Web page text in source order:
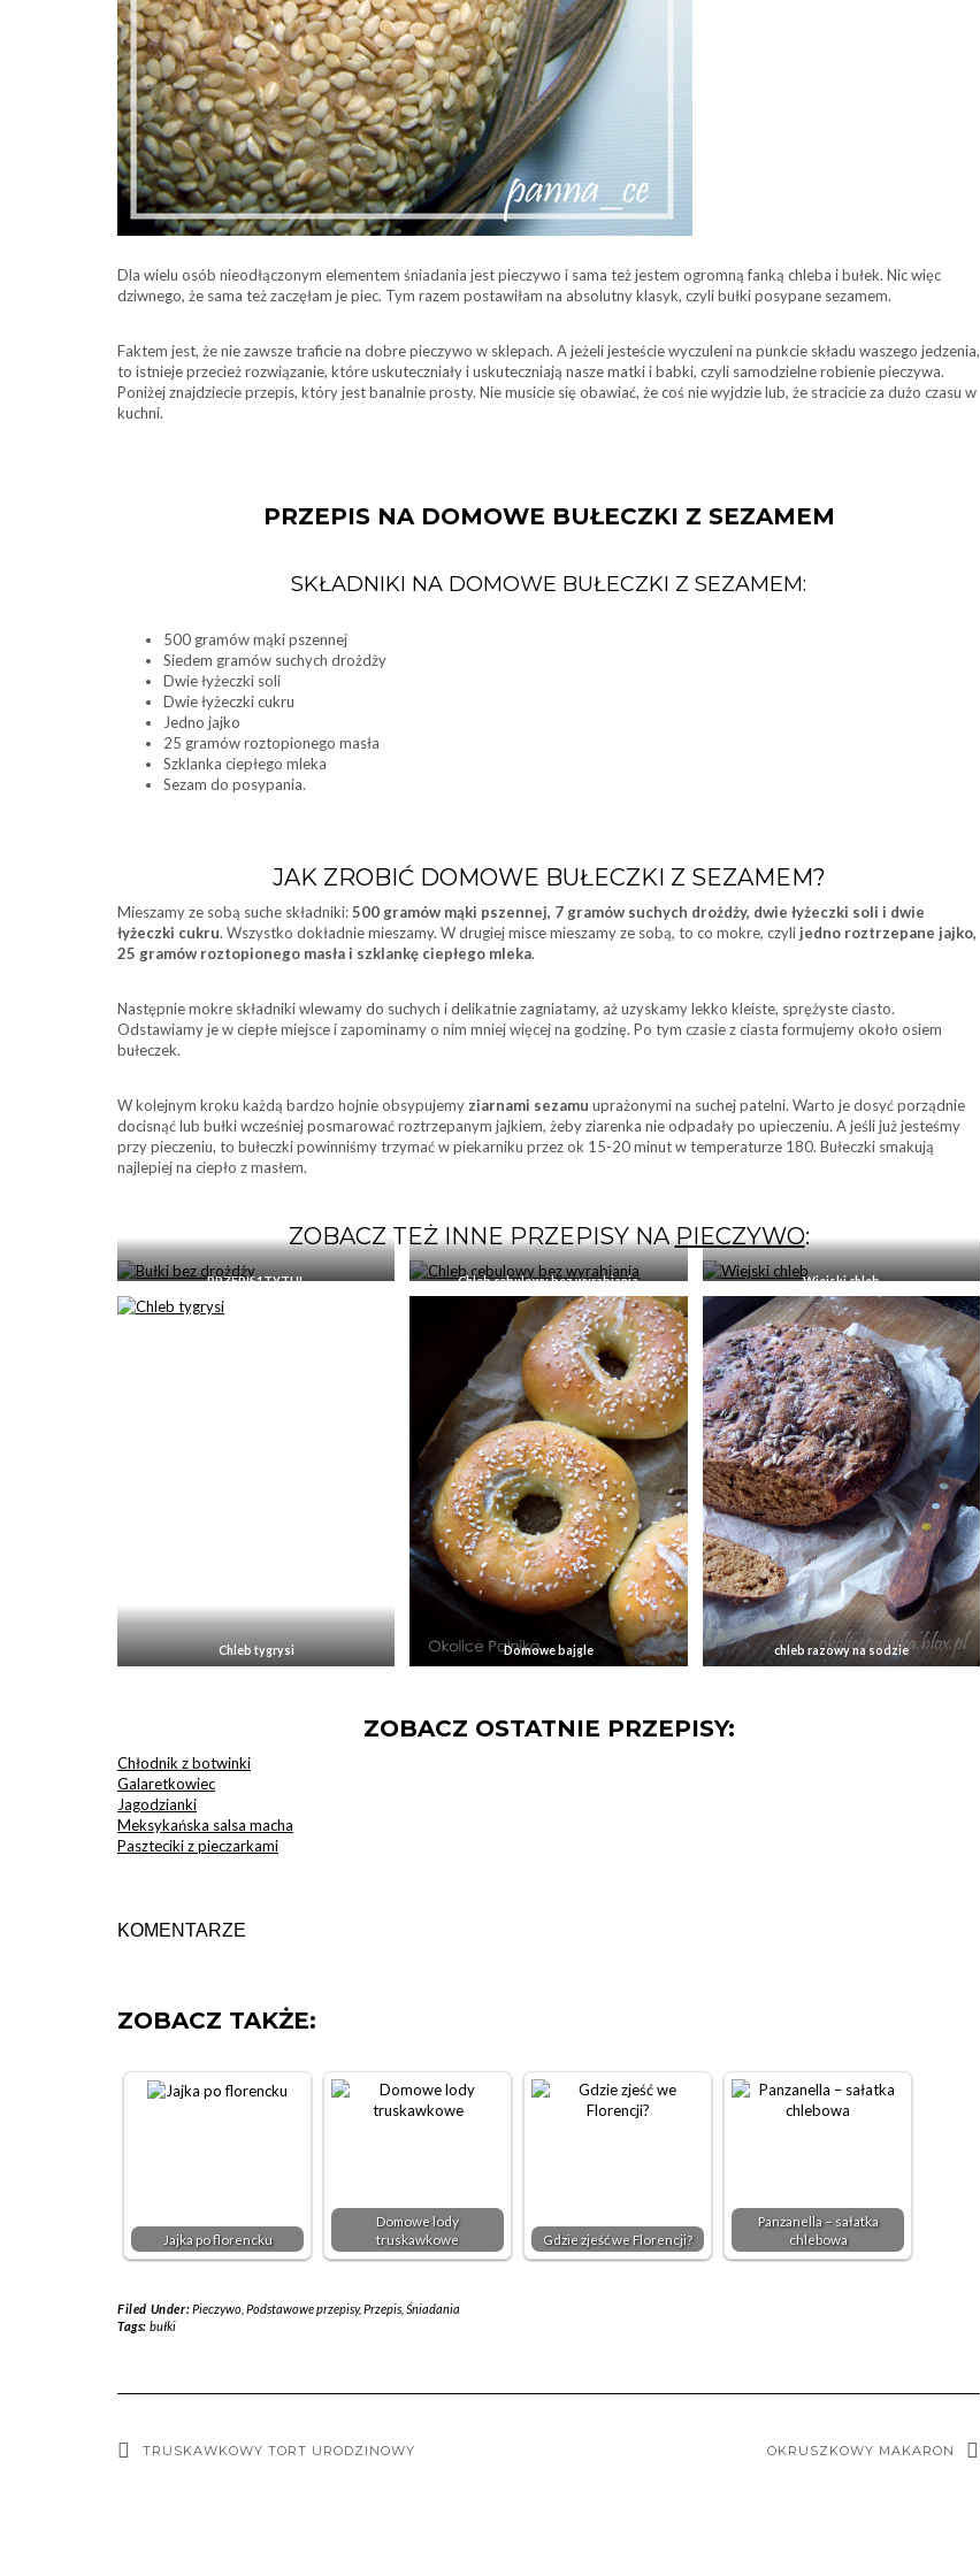
Dla wielu osób nieodłączonym elementem śniadania jest pieczywo i sama też jestem ogromną fanką chleba i bułek. Nic więc
dziwnego, że sama też zaczęłam je piec. Tym razem postawiłam na absolutny klasyk, czyli bułki posypane sezamem.
Faktem jest, że nie zawsze traficie na dobre pieczywo w sklepach. A jeżeli jesteście wyczuleni na punkcie składu waszego jedzenia,
to istnieje przecież rozwiązanie, które uskuteczniały i uskuteczniają nasze matki i babki, czyli samodzielne robienie pieczywa.
Poniżej znajdziecie przepis, który jest banalnie prosty. Nie musicie się obawiać, że coś nie wyjdzie lub, że stracicie za dużo czasu w
kuchni.
PRZEPIS NA DOMOWE BUŁECZKI Z SEZAMEM
SKŁADNIKI NA DOMOWE BUŁECZKI Z SEZAMEM:
500 gramów mąki pszennej
Siedem gramów suchych drożdży
Dwie łyżeczki soli
Dwie łyżeczki cukru
Jedno jajko
25 gramów roztopionego masła
Szklanka ciepłego mleka
Sezam do posypania.
JAK ZROBIĆ DOMOWE BUŁECZKI Z SEZAMEM?
Mieszamy ze sobą suche składniki:500 gramów mąki pszennej, 7 gramów suchych drożdży, dwie łyżeczki soli i dwie
łyżeczki cukru. Wszystko dokładnie mieszamy. W drugiej misce mieszamy ze sobą, to co mokre, czyli jedno roztrzepane jajko,
25 gramów roztopionego masła i szklankę ciepłego mleka.
Następnie mokre składniki wlewamy do suchych i delikatnie zagniatamy, aż uzyskamy lekko kleiste, sprężyste ciasto.
Odstawiamy je w ciepłe miejsce i zapominamy o nim mniej więcej na godzinę. Po tym czasie z ciasta formujemy około osiem
bułeczek.
W kolejnym kroku każdą bardzo hojnie obsypujemy ziarnami sezamu uprażonymi na suchej patelni. Warto je dosyć porządnie
docisnąć lub bułki wcześniej posmarować roztrzepanym jajkiem, żeby ziarenka nie odpadały po upieczeniu. A jeśli już jesteśmy
przy pieczeniu, to bułeczki powinniśmy trzymać w piekarniku przez ok 15-20 minut w temperaturze 180. Bułeczki smakują
najlepiej na ciepło z masłem.
ZOBACZ TEŻ INNE PRZEPISY NAPIECZYWO:
PRZEPIS1TYTUL Chleb cebulowy bez wyrabiania Wiejski chleb
Chleb tygrysi Domowe bajgle chleb razowy na sodzie
ZOBACZ OSTATNIE PRZEPISY:
Chłodnik z botwinki
Galaretkowiec
Jagodzianki
Meksykańska salsa macha
Paszteciki z pieczarkami
KOMENTARZE
ZOBACZ TAKŻE:
Jajka po florencku
Domowe lody
truskawkowe
Gdzie zjeść we Florencji?
Panzanella – sałatka
chlebowa
Filed Under:Pieczywo, Podstawowe przepisy,Przepis, Śniadania
Tags: bułki
TRUSKAWKOWY TORT URODZINOWY OKRUSZKOWY MAKARON